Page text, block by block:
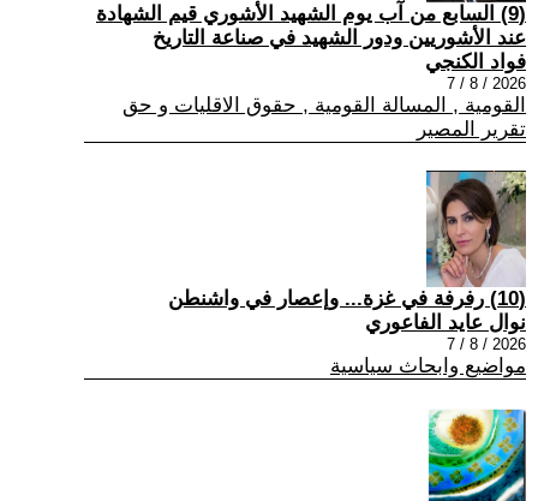
(9) السابع من آب يوم الشهيد الأشوري قيم الشهادة
عند الأشوريين ودور الشهيد في صناعة التاريخ
فواد الكنجي
2026 / 8 / 7
القومية , المسالة القومية , حقوق الاقليات و حق
تقرير المصير
(10) رفرفة في غزة... وإعصار في واشنطن
نوال عايد الفاعوري
2026 / 8 / 7
مواضيع وابحاث سياسية